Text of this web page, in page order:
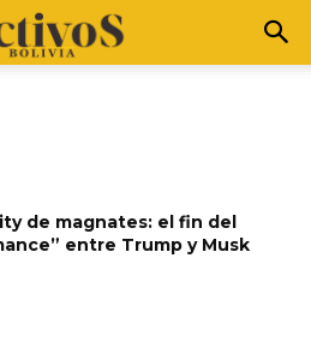
de magnates: el fin del
entre Trump y Musk